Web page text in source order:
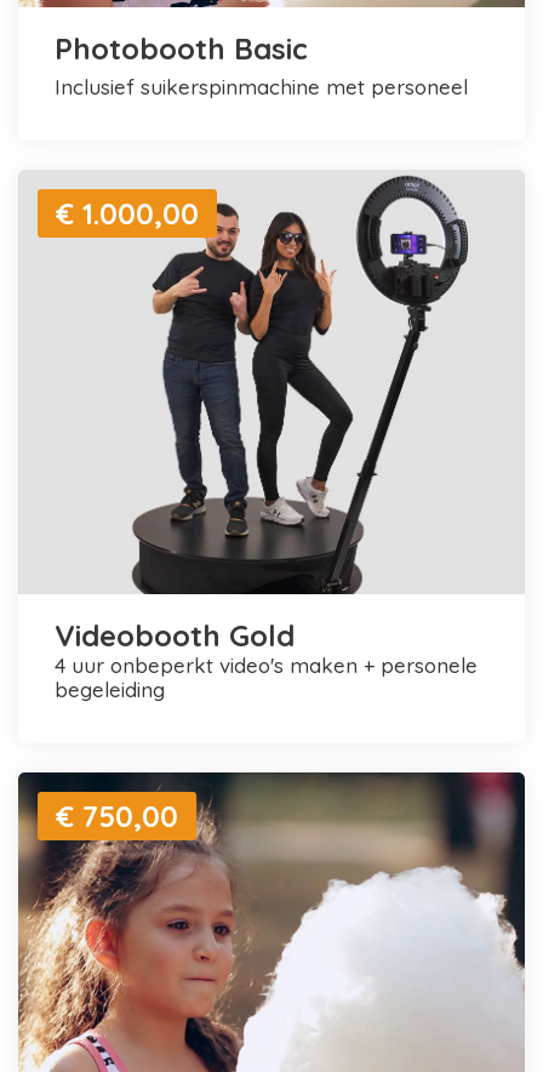
Photobooth Basic
inclusief suikerspinmachine met personeel
€ 1.000,00
Videobooth Gold
4 uur onbeperkt video's maken + personele
begeleiding
€ 750,00